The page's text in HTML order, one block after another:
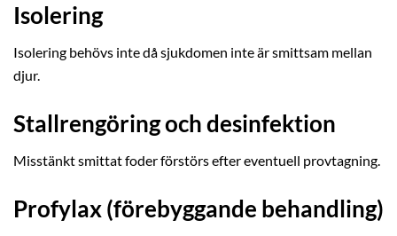
Isolering
Isolering behövs inte då sjukdomen inte är smittsam mellan
djur.
Stallrengöring och desinfektion
Misstänkt smittat foder förstörs efter eventuell provtagning.
Profylax (förebyggande behandling)